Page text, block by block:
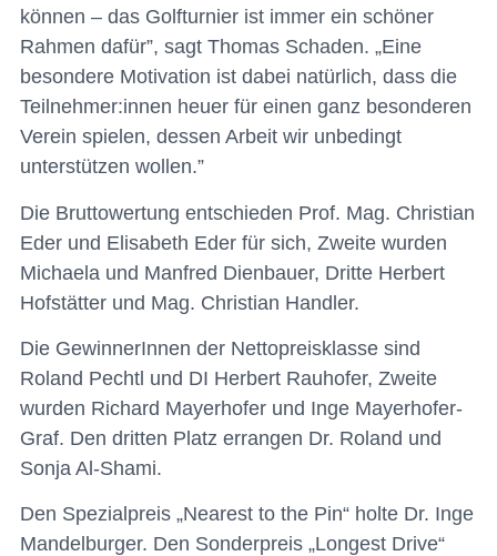
können – das Golfturnier ist immer ein schöner
Rahmen dafür”, sagt Thomas Schaden. „Eine
besondere Motivation ist dabei natürlich, dass die
Teilnehmer:innen heuer für einen ganz besonderen
Verein spielen, dessen Arbeit wir unbedingt
unterstützen wollen.”
Die Bruttowertung entschieden Prof. Mag. Christian
Eder und Elisabeth Eder für sich, Zweite wurden
Michaela und Manfred Dienbauer, Dritte Herbert
Hofstätter und Mag. Christian Handler.
Die GewinnerInnen der Nettopreisklasse sind
Roland Pechtl und DI Herbert Rauhofer, Zweite
wurden Richard Mayerhofer und Inge Mayerhofer-
Graf. Den dritten Platz errangen Dr. Roland und
Sonja Al-Shami.
Den Spezialpreis „Nearest to the Pin“ holte Dr. Inge
Mandelburger. Den Sonderpreis „Longest Drive“